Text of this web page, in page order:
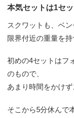
本気セットは1セッ
スクワットも、ベ
限界付近の重量を持
初めの4セットはフ
のもので、
あまり時間をかけ
そこから5分休んで